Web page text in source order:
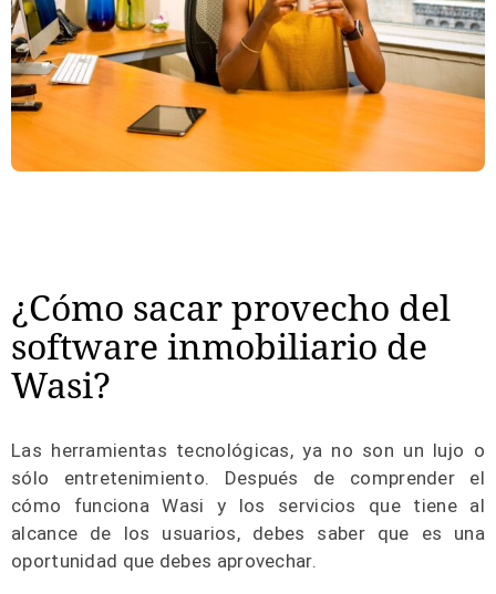
¿Cómo sacar provecho del
software inmobiliario de
Wasi?
Las herramientas tecnológicas, ya no son un lujo o
sólo entretenimiento. Después de comprender el
cómo funciona Wasi y los servicios que tiene al
alcance de los usuarios, debes saber que es una
oportunidad que debes aprovechar.